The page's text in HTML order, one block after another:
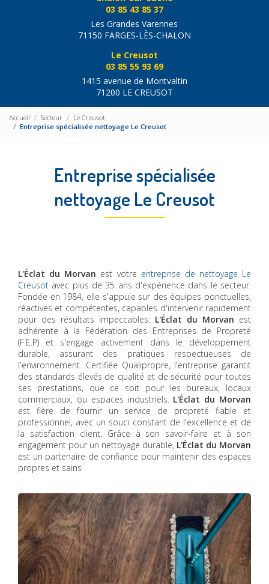
03 85 43 85 37
Les Grandes Varennes
71150 FARGES-LÈS-CHALON
Le Creusot
03 85 55 93 69
1415 avenue de Montvaltin
71200 LE CREUSOT
Accueil Secteur
Le Creusot
Entreprise spécialisée nettoyage Le Creusot
Entreprise spécialisée
nettoyage Le Creusot
L'Éclat du Morvan est votre entreprise de nettoyage Le
Creusot avec plus de 35 ans d'expérience dans le secteur.
Fondée en 1984, elle s'appuie sur des équipes ponctuelles,
réactives et compétentes, capables d'intervenir rapidement
pour des résultats impeccables. L'Éclat du Morvan est
adhérente à la Fédération des Entreprises de Propreté
(F.E.P) et s'engage activement dans le développement
durable, assurant des pratiques respectueuses de
l'environnement. Certifiée Qualipropre, l'entreprise garantit
des standards élevés de qualité et de sécurité pour toutes
ses prestations, que ce soit pour les bureaux, locaux
commerciaux, ou espaces industriels. L'Éclat du Morvan
est fière de fournir un service de propreté fiable et
professionnel, avec un souci constant de l'excellence et de
la satisfaction client. Grâce à son savoir-faire et à son
engagement pour un nettoyage durable, L'Éclat du Morvan
est un partenaire de confiance pour maintenir des espaces
propres et sains